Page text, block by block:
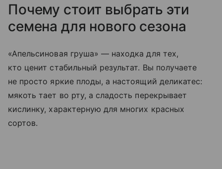
Почему стоит выбрать эти
семена для нового сезона
«Апельсиновая груша» — находка для тех,
кто ценит стабильный результат. Вы получаете
не просто яркие плоды, а настоящий деликатес:
мякоть тает во рту, а сладость перекрывает
кислинку, характерную для многих красных
сортов.